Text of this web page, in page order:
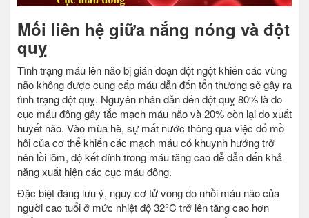
Mối liên hệ giữa nắng nóng và đột
quỵ
Tình trạng máu lên não bị gián đoạn đột ngột khiến các vùng
não không được cung cấp máu dẫn đến tổn thương sẽ gây ra
tình trạng đột quỵ. Nguyên nhân dẫn đến đột quỵ 80% là do
cục máu đông gây tắc mạch máu não và 20% còn lại do xuất
huyết não. Vào mùa hè, sự mất nước thông qua việc đổ mồ
hôi của cơ thể khiến các mạch máu có khuynh hướng trở
nên lồi lõm, độ kết dính trong máu tăng cao dễ dẫn đến khả
năng xuất hiện các cục máu đông.
Đặc biệt đáng lưu ý, nguy cơ tử vong do nhồi máu não của
người cao tuổi ở mức nhiệt độ 32°C trở lên tăng cao hơn